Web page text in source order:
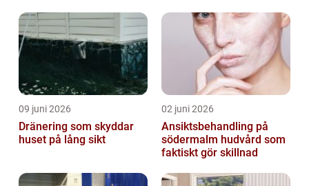
09 juni 2026
Dränering som skyddar
huset på lång sikt
02 juni 2026
Ansiktsbehandling på
södermalm hudvård som
faktiskt gör skillnad